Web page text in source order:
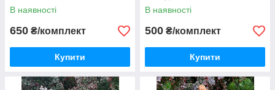
В наявності
650 ₴/комплект
Купити
В наявності
500 ₴/комплект
Купити